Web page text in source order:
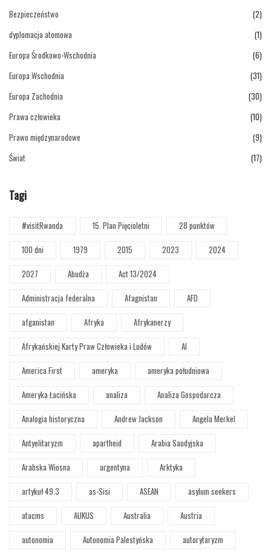
Bezpieczeństwo
(2)
dyplomacja atomowa
(1)
Europa Środkowo-Wschodnia
(6)
Europa Wschodnia
(31)
Europa Zachodnia
(30)
Prawa człowieka
(10)
Prawo międzynarodowe
(9)
Świat
(17)
Tagi
#visitRwanda 15. Plan Pięcioletni
28 punktów
100 dni
1979 2015 2023
2024
2027
Abudża
Act 13/2024
Administracja federalna
Afagnistan
AFD
afganistan
Afryka
Afrykanerzy
Afrykańskiej Karty Praw Człowieka i Ludów
AI
America First
ameryka
ameryka południowa
Ameryka Łacińska
analiza
Analiza Gospodarcza
Analogia historyczna
Andrew Jackson
Angela Merkel
Antyelitaryzm
apartheid
Arabia Saudyjska
Arabska Wiosna
argentyna
Arktyka
artykuł 49.3
as-Sisi ASEAN
asylum seekers
atacms
AUKUS Australia
Austria
autonomia
Autonomia Palestyńska
autorytaryzm